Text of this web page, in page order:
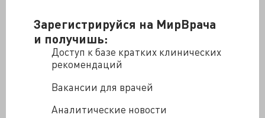
Зарегистрируйся на МирВрача
и получишь:
Доступ к базе кратких клинических
рекомендаций
Вакансии для врачей
Аналитические новости